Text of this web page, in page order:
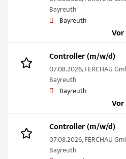
Bayreuth
Bayreuth
Controller (m/w/d)
07.08.2026,FERCHAU
Bayreuth
Bayreuth
Controller (m/w/d)
07.08.2026,FERCHAU
Bayreuth